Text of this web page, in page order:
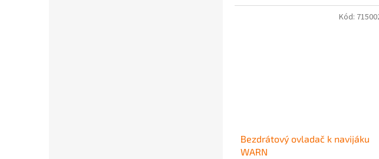
Bezdrátový ovladač k navijáku
WARN
Kód: